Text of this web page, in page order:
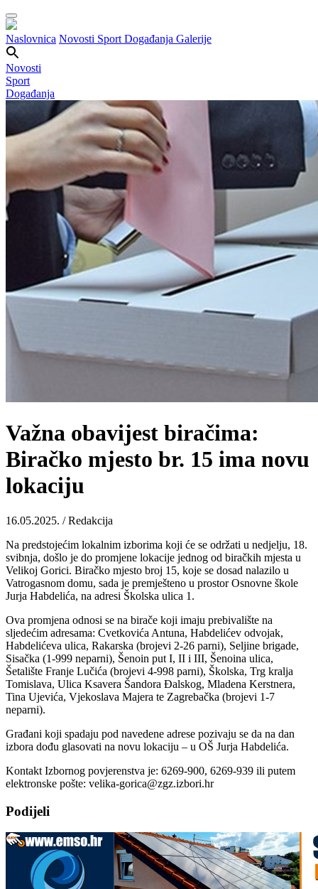
Naslovnica Novosti Sport Događanja Galerije
Novosti
Sport
Događanja
Važna obavijest biračima:
Biračko mjesto br. 15 ima novu
lokaciju
16.05.2025. / Redakcija
Na predstojećim lokalnim izborima koji će se održati u nedjelju, 18.
svibnja, došlo je do promjene lokacije jednog od biračkih mjesta u
Velikoj Gorici. Biračko mjesto broj 15, koje se dosad nalazilo u
Vatrogasnom domu, sada je premješteno u prostor Osnovne škole
Jurja Habdelića, na adresi Školska ulica 1.
Ova promjena odnosi se na birače koji imaju prebivalište na
sljedećim adresama: Cvetkovića Antuna, Habdelićev odvojak,
Habdelićeva ulica, Rakarska (brojevi 2-26 parni), Seljine brigade,
Sisačka (1-999 neparni), Šenoin put I, II i III, Šenoina ulica,
Šetalište Franje Lučića (brojevi 4-998 parni), Školska, Trg kralja
Tomislava, Ulica Ksavera Šandora Đalskog, Mladena Kerstnera,
Tina Ujevića, Vjekoslava Majera te Zagrebačka (brojevi 1-7
neparni).
Građani koji spadaju pod navedene adrese pozivaju se da na dan
izbora dođu glasovati na novu lokaciju – u OŠ Jurja Habdelića.
Kontakt Izbornog povjerenstva je: 6269-900, 6269-939 ili putem
elektronske pošte: velika-gorica@zgz.izbori.hr
Podijeli